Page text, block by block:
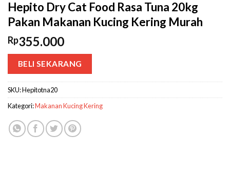
Hepito Dry Cat Food Rasa Tuna 20kg
Pakan Makanan Kucing Kering Murah
Rp355.000
BELI SEKARANG
SKU:Hepitotna20
Kategori:Makanan Kucing Kering